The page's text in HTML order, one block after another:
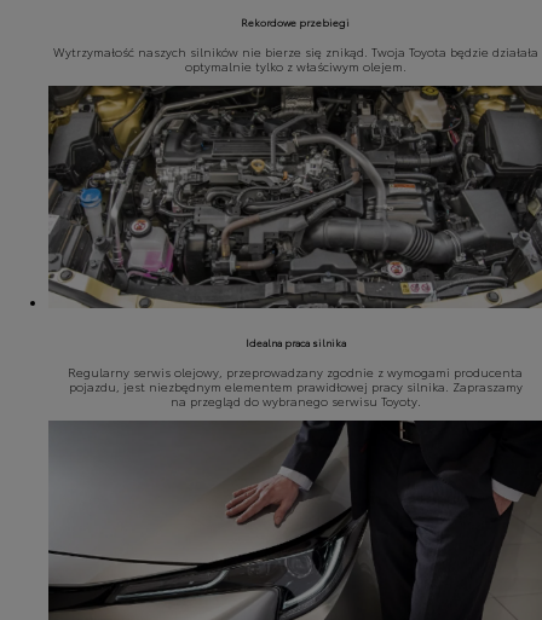
Rekordowe przebiegi
Wytrzymałość naszych silników nie bierze się znikąd. Twoja Toyota będzie działała
optymalnie tylko z właściwym olejem.
Idealna praca silnika
Regularny serwis olejowy, przeprowadzany zgodnie z wymogami producenta
pojazdu, jest niezbędnym elementem prawidłowej pracy silnika. Zapraszamy
na przegląd do wybranego serwisu Toyoty.